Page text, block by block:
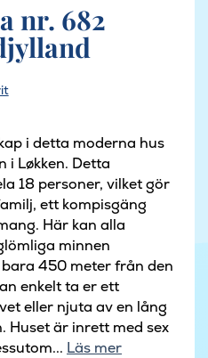
nr. 682
i detta moderna hus
i Løkken. Detta
18 personer, vilket gör
ett kompisgäng
Här kan alla
minnen
450 meter från den
enkelt ta er ett
eller njuta av en lång
Huset är inrett med sex
Läs mer